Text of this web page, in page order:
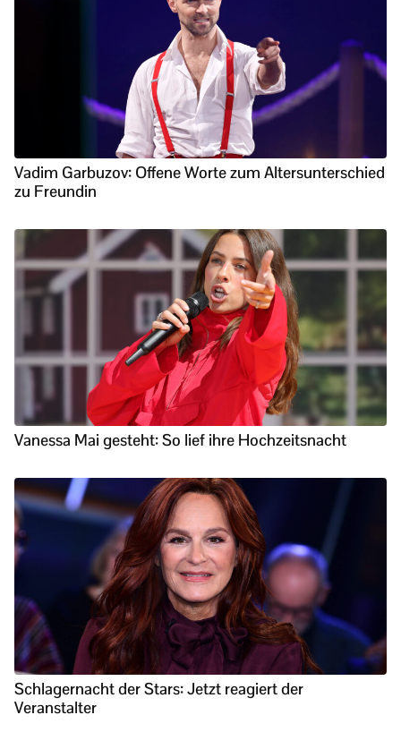
Vadim Garbuzov: Offene Worte zum Altersunterschied
zu Freundin
Vanessa Mai gesteht: So lief ihre Hochzeitsnacht
Schlagernacht der Stars: Jetzt reagiert der
Veranstalter